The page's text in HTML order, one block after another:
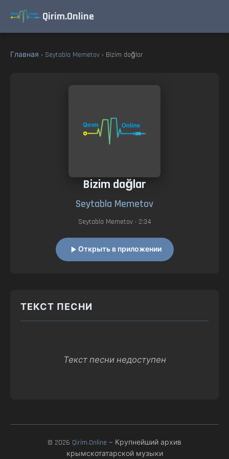
Qirim.Online
Главная › Seytabla Memetov › Bizim dağlar
Bizim dağlar
Seytabla Memetov
Seytabla Memetov• 2:34
Открыть в приложении
ТЕКСТ ПЕСНИ
Текст песни недоступен
© 2026 Qirim.Online — Крупнейший архив
крымскотатарской музыки